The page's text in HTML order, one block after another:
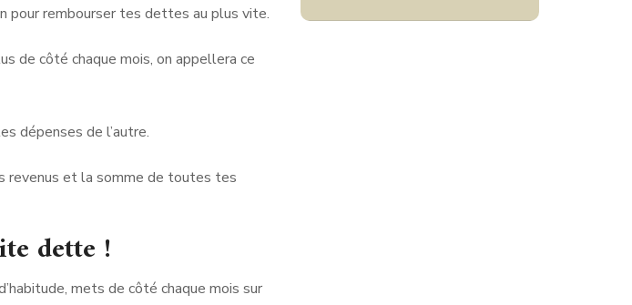
pour rembourser tes dettes au plus vite.
de côté chaque mois, on appellera ce
dépenses de l’autre.
revenus et la somme de toutes tes
dette !
mets de côté chaque mois sur